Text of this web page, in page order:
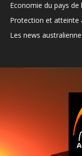
Economie du pays de
Protection et atteinte
Les news